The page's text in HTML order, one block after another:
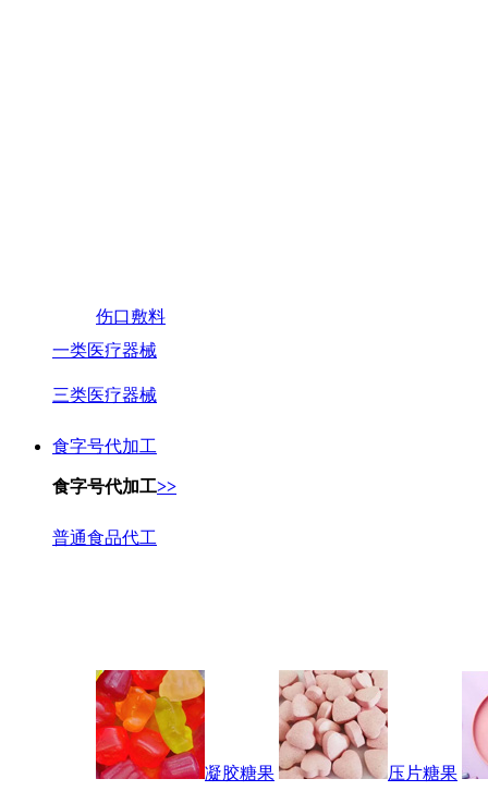
伤口敷料
一类医疗器械
三类医疗器械
食字号代加工
食字号代加工>>
普通食品代工
凝胶糖果 压片糖果